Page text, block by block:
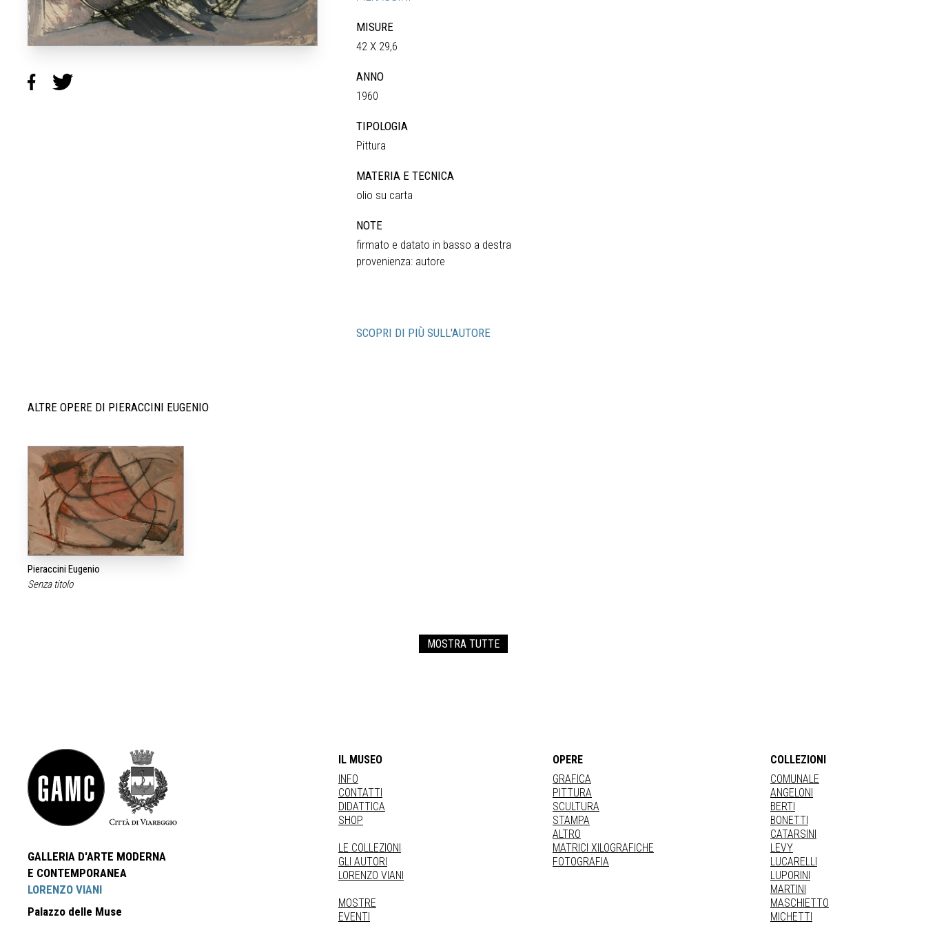
MISURE
42 X 29,6
ANNO
1960
TIPOLOGIA
Pittura
MATERIA E TECNICA
olio su carta
NOTE
firmato e datato in basso a destra
provenienza: autore
SCOPRI DI PIÙ SULL'AUTORE
ALTRE OPERE DI PIERACCINI EUGENIO
Pieraccini Eugenio
Senza titolo
MOSTRA TUTTE
GALLERIA D'ARTE MODERNA
E CONTEMPORANEA
LORENZO VIANI
Palazzo delle Muse
IL MUSEO
INFO
CONTATTI
DIDATTICA
SHOP
LE COLLEZIONI
GLI AUTORI
LORENZO VIANI
MOSTRE
EVENTI
OPERE
GRAFICA
PITTURA
SCULTURA
STAMPA
ALTRO
MATRICI XILOGRAFICHE
FOTOGRAFIA
COLLEZIONI
COMUNALE
ANGELONI
BERTI
BONETTI
CATARSINI
LEVY
LUCARELLI
LUPORINI
MARTINI
MASCHIETTO
MICHETTI